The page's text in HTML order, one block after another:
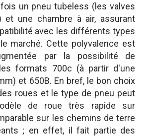
un pneu tubeless (les valves
et une chambre à air, assurant
avec les différents types
marché. Cette polyvalence est
par la possibilité de
formats 700c (à partir d'une
et 650B. En bref, le bon choix
roues et le type de pneu peut
de roue très rapide sur
sur les chemins de terre
; en effet, il fait partie des